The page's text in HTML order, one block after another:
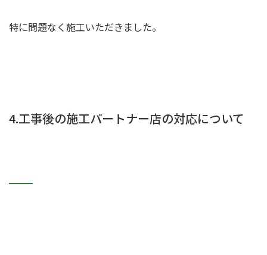
特に問題なく施工いただきました。
4.工事後の施工パートナー店の対応について